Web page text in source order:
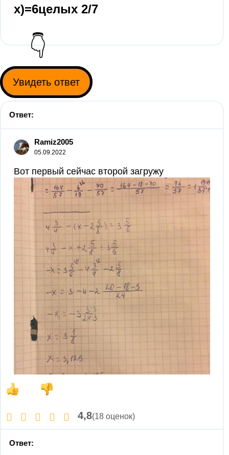
x)=6целых 2/7
👇
Увидеть ответ
Ответ:
Ramiz2005
05.09.2022
Вот первый сейчас второй загружу
4,8(18 оценок)
Ответ: